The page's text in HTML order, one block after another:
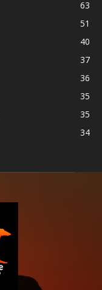
63
51
40
37
36
35
35
34